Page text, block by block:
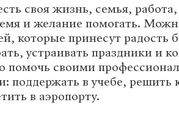
своя жизнь, семья,
и желание помогать.
которые принесут радость
устраивать праздники и
помочь своими
поддержать в учебе, решить
в аэропорту.